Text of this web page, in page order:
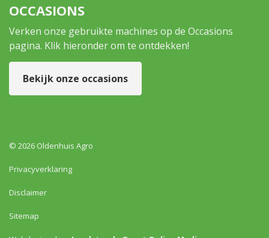
OCCASIONS
Verken onze gebruikte machines op de Occasions
pagina. Klik hieronder om te ontdekken!
Bekijk onze occasions
© 2026 Oldenhuis Agro
Privacyverklaring
Disclaimer
Sitemap